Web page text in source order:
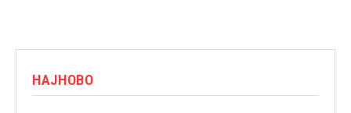
НАЈНОВО